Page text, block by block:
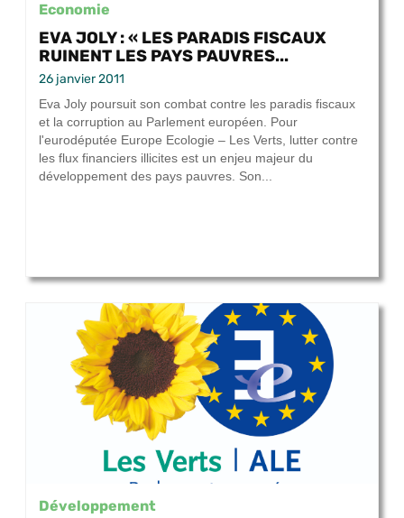
Economie
EVA JOLY : « LES PARADIS FISCAUX
RUINENT LES PAYS PAUVRES...
26 janvier 2011
Eva Joly poursuit son combat contre les paradis fiscaux
et la corruption au Parlement européen. Pour
l'eurodéputée Europe Ecologie – Les Verts, lutter contre
les flux financiers illicites est un enjeu majeur du
développement des pays pauvres. Son...
Développement